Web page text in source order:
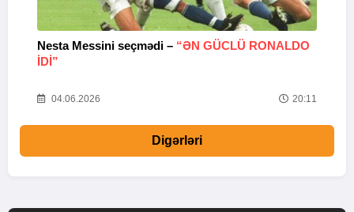
Nesta Messini seçmədi – “ƏN GÜCLÜ RONALDO
IDI”
04.06.2026 20:11
Digərləri